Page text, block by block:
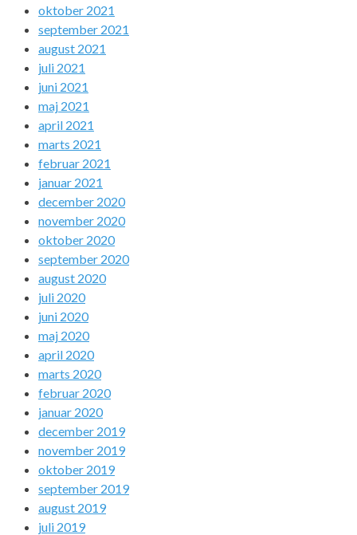
oktober 2021
september 2021
august 2021
juli 2021
juni 2021
maj 2021
april 2021
marts 2021
februar 2021
januar 2021
december 2020
november 2020
oktober 2020
september 2020
august 2020
juli 2020
juni 2020
maj 2020
april 2020
marts 2020
februar 2020
januar 2020
december 2019
november 2019
oktober 2019
september 2019
august 2019
juli 2019